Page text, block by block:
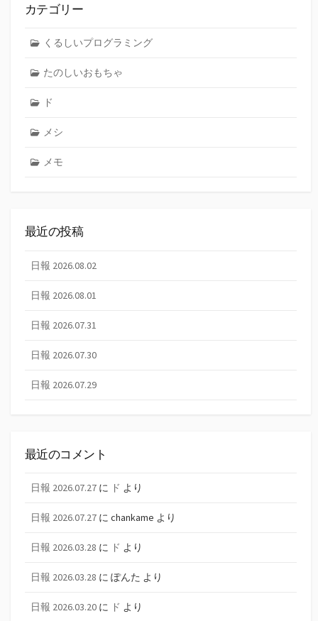
カテゴリー
くるしいプログラミング
たのしいおもちゃ
ド
メシ
メモ
最近の投稿
日報 2026.08.02
日報 2026.08.01
日報 2026.07.31
日報 2026.07.30
日報 2026.07.29
最近のコメント
日報 2026.07.27 に ド より
日報 2026.07.27 に chankame より
日報 2026.03.28 に ド より
日報 2026.03.28 に ぽんた より
日報 2026.03.20 に ド より